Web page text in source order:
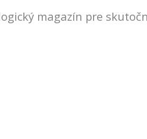
magazín pre